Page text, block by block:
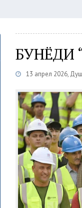
БУНЁДИ
13 апрел 2026,